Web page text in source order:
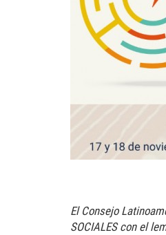
El Consejo
SOCIALES con el